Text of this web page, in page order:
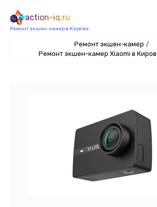
action-iq.ru
Ремонт экшен-камер в Кирове
Ремонт экшен-камер /
Ремонт экшен-камер Xiaomi в